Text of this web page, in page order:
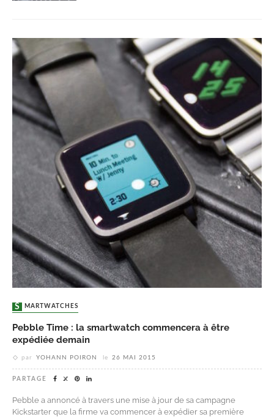
SMARTWATCHES
Pebble Time : la smartwatch commencera à être
expédiée demain
par YOHANN POIRON le 26 MAI 2015
PARTAGE
Pebble a annoncé à travers une mise à jour de sa campagne
Kickstarter que la firme va commencer à expédier sa première